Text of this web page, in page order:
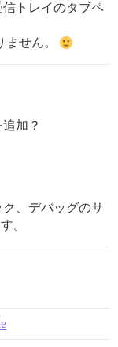
トレイのタブペ
ません。
加？
、デバッグのサ
。